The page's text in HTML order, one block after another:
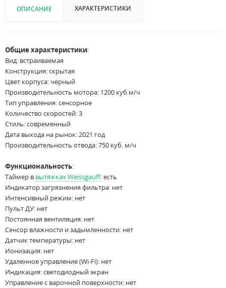
ОПИСАНИЕ ХАРАКТЕРИСТИКИ
Общие характеристики:
Вид: встраиваемая
Конструкция: скрытая
Цвет корпуса: черный
Производительность мотора: 1200 куб.м/ч
Тип управления: сенсорное
Количество скоростей: 3
Стиль: современный
Дата выхода на рынок: 2021 год
Производительность отвода: 750 куб. м/ч
Функциональность:
Таймер в вытяжках Weissgauff: есть
Индикатор загрязнения фильтра: нет
Интенсивный режим: нет
Пульт ДУ: нет
Постоянная вентиляция: нет
Сенсор влажности и задымленности: нет
Датчик температуры: нет
Ионизация: нет
Удаленное управление (Wi-Fi): нет
Индикация: светодиодный экран
Управление с варочной поверхности: нет